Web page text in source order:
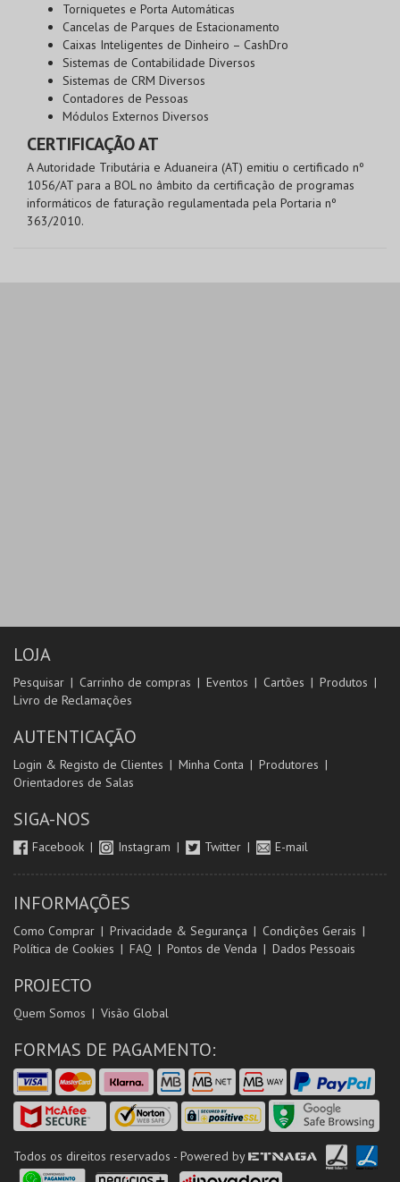
Torniquetes e Porta Automáticas
Cancelas de Parques de Estacionamento
Caixas Inteligentes de Dinheiro – CashDro
Sistemas de Contabilidade Diversos
Sistemas de CRM Diversos
Contadores de Pessoas
Módulos Externos Diversos
CERTIFICAÇÃO AT
A Autoridade Tributária e Aduaneira (AT) emitiu o certificado nº
1056/AT para a BOL no âmbito da certificação de programas
informáticos de faturação regulamentada pela Portaria nº
363/2010.
LOJA
Pesquisar Carrinho de compras Eventos Cartões
Produtos
Livro de Reclamações
AUTENTICAÇÃO
Login & Registo de Clientes Minha Conta
Produtores
Orientadores de Salas
SIGA-NOS
Facebook Instagram Twitter E-mail
INFORMAÇÕES
Como Comprar Privacidade & Segurança
Condições Gerais
Política de Cookies
FAQ Pontos de Venda Dados Pessoais
PROJECTO
Quem Somos Visão Global
FORMAS DE PAGAMENTO:
Todos os direitos reservados - Powered by ETNAGA